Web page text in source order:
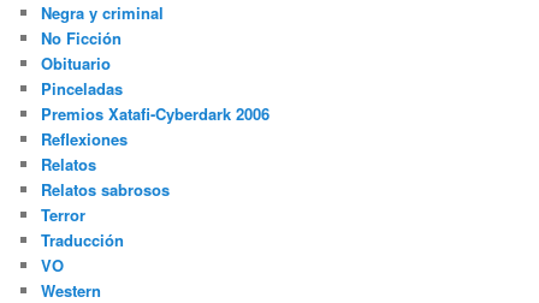
Negra y criminal
No Ficción
Obituario
Pinceladas
Premios Xatafi-Cyberdark 2006
Reflexiones
Relatos
Relatos sabrosos
Terror
Traducción
VO
Western